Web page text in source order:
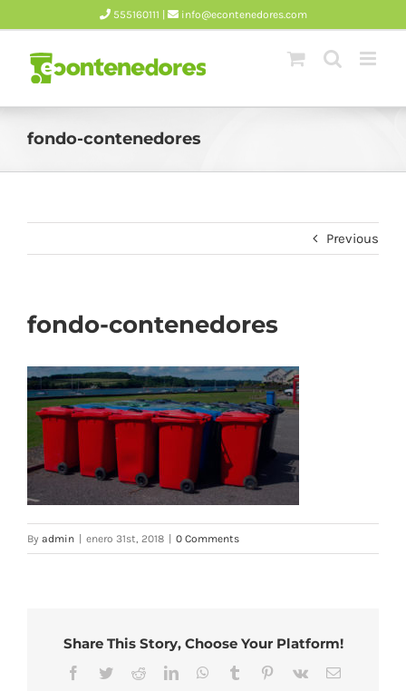
content
555160111 | info@econtenedores.com
fondo-contenedores
Previous
fondo-contenedores
By admin enero 31st, 2018 0 Comments
Share This Story, Choose Your Platform!
Facebook
TwitterRedditLinkedInWhatsApp
Tumblr Pinterest
Vk Email